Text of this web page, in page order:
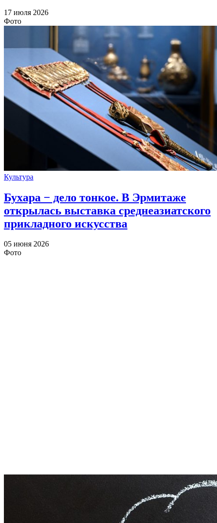
17 июля 2026
Фото
Культура
Бухара − дело тонкое. В Эрмитаже
открылась выставка среднеазиатского
прикладного искусства
05 июня 2026
Фото